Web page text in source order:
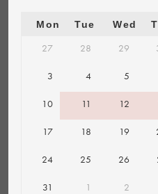
Mon Tue Wed
27 28 29
3 4 5
10 11 12
17 18 19
24 25 26
31 1 2